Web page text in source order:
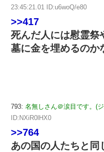
23:45:21.01 ID:u6woQ/e80
>>417
死んだ人には慰霊祭
墓に金を埋めるのか
793: 名無しさん＠涙目です。(
ID:NXiR0lHX0
>>764
あの国の人たちと同